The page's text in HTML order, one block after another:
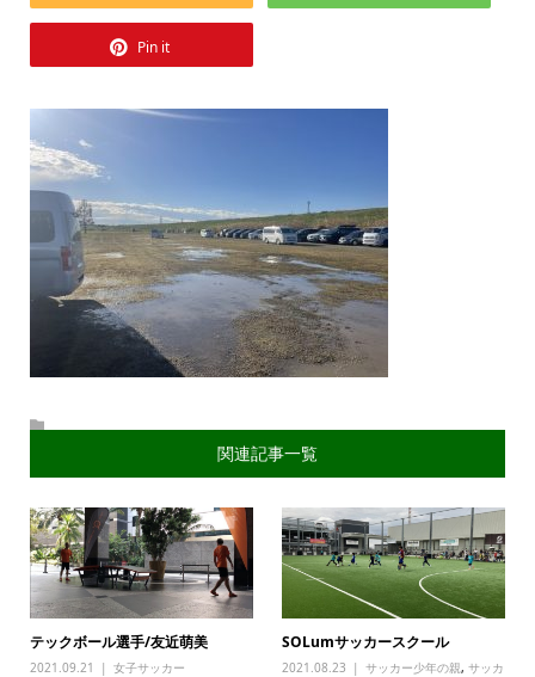
Pin it
関連記事一覧
テックボール選手/友近萌美
2021.09.21 女子サッカー
SOLumサッカースクール
2021.08.23 サッカー少年の親,サッカ